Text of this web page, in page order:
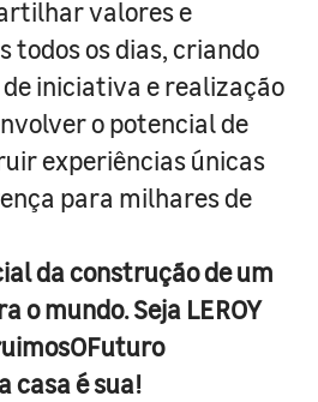
valores e
todos os dias, criando
iniciativa e realização
o potencial de
experiências únicas
para milhares de
da construção de um
o mundo. Seja LEROY
casa é sua!